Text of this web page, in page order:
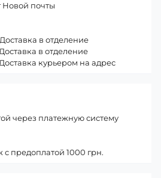
Новой почты
в отделение
в отделение
курьером на адрес
через платежную систему
предоплатой 1000 грн.